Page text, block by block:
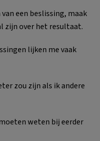
een beslissing, maak
zijn over het resultaat.
lijken me vaak
zou zijn als ik andere
weten bij eerder